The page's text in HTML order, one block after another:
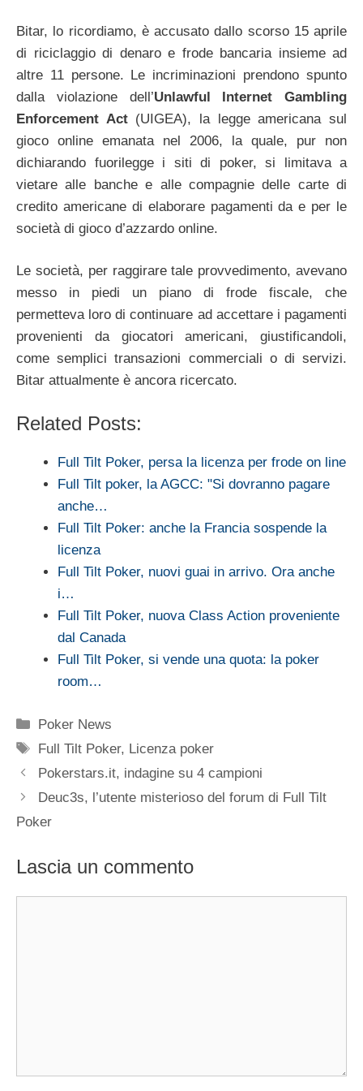
Bitar, lo ricordiamo, è accusato dallo scorso 15 aprile
di riciclaggio di denaro e frode bancaria insieme ad
altre 11 persone. Le incriminazioni prendono spunto
dalla violazione dell’Unlawful Internet Gambling
Enforcement Act (UIGEA), la legge americana sul
gioco online emanata nel 2006, la quale, pur non
dichiarando fuorilegge i siti di poker, si limitava a
vietare alle banche e alle compagnie delle carte di
credito americane di elaborare pagamenti da e per le
società di gioco d’azzardo online.
Le società, per raggirare tale provvedimento, avevano
messo in piedi un piano di frode fiscale, che
permetteva loro di continuare ad accettare i pagamenti
provenienti da giocatori americani, giustificandoli,
come semplici transazioni commerciali o di servizi.
Bitar attualmente è ancora ricercato.
Related Posts:
Full Tilt Poker, persa la licenza per frode on line
Full Tilt poker, la AGCC: "Si dovranno pagare
anche…
Full Tilt Poker: anche la Francia sospende la
licenza
Full Tilt Poker, nuovi guai in arrivo. Ora anche
i…
Full Tilt Poker, nuova Class Action proveniente
dal Canada
Full Tilt Poker, si vende una quota: la poker
room…
Categorie
Poker News
Tag
Full Tilt Poker, Licenza poker
Pokerstars.it, indagine su 4 campioni
Deuc3s, l’utente misterioso del forum di Full Tilt
Poker
Lascia un commento